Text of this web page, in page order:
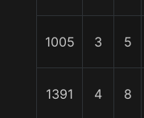
1005 3 5
1391 4 8